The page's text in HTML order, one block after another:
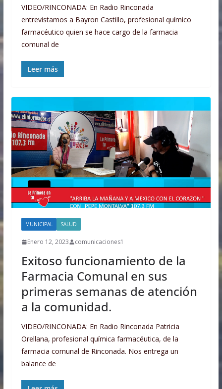
VIDEO/RINCONADA: En Radio Rinconada
entrevistamos a Bayron Castillo, profesional químico
farmacéutico quien se hace cargo de la farmacia
comunal de
Leer más
MUNICIPAL SALUD
Enero 12, 2023 comunicaciones1
Exitoso funcionamiento de la
Farmacia Comunal en sus
primeras semanas de atención
a la comunidad.
VIDEO/RINCONADA: En Radio Rinconada Patricia
Orellana, profesional química farmacéutica, de la
farmacia comunal de Rinconada. Nos entrega un
balance de